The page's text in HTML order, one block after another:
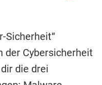
Sicherheit“
der Cybersicherheit
die drei